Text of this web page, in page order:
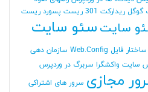
گوگل ریدارکت 301 ریست پسورد ریست
سایت سئو سایت
ساختار فایل Web.Config
سازمان دهی
سایت واکشگرا سربرگ در وردپرس
مجازی سرور های اشتراکی